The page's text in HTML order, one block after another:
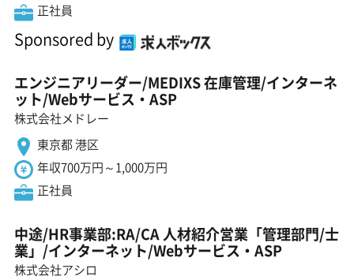
正社員
Sponsored by
エンジニアリーダー/MEDIXS 在庫管理/インターネ
ット/Webサービス・ASP
株式会社メドレー
東京都 港区
年収700万円～1,000万円
正社員
中途/HR事業部:RA/CA 人材紹介営業「管理部門/士
業」/インターネット/Webサービス・ASP
株式会社アシロ